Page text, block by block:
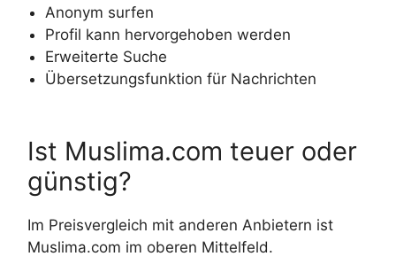
Anonym surfen
Profil kann hervorgehoben werden
Erweiterte Suche
Übersetzungsfunktion für Nachrichten
Ist Muslima.com teuer oder
günstig?
Im Preisvergleich mit anderen Anbietern ist
Muslima.com im oberen Mittelfeld.